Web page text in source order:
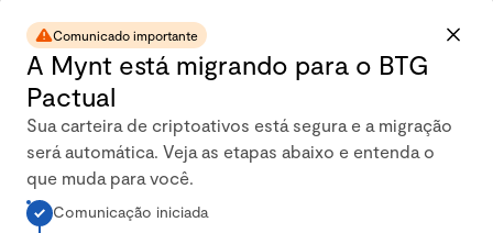
A carteira conservadora da
Comunicado importante
A Mynt está migrando para o BTG
Pactual
Sua carteira de criptoativos está segura e a migração
será automática. Veja as etapas abaixo e entenda o
que muda para você.
Comunicação iniciada